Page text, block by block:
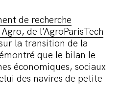
de recherche
de l’AgroParisTech
la transition de la
que le bilan le
économiques, sociaux
des navires de petite